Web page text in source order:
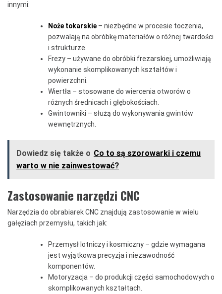
innymi:
Noże tokarskie – niezbędne w procesie toczenia,
pozwalają na obróbkę materiałów o różnej twardości
i strukturze.
Frezy – używane do obróbki frezarskiej, umożliwiają
wykonanie skomplikowanych kształtów i
powierzchni.
Wiertła – stosowane do wiercenia otworów o
różnych średnicach i głębokościach.
Gwintowniki – służą do wykonywania gwintów
wewnętrznych.
Dowiedz się także o Co to są szorowarki i czemu
warto w nie zainwestować?
Zastosowanie narzędzi CNC
Narzędzia do obrabiarek CNC znajdują zastosowanie w wielu
gałęziach przemysłu, takich jak:
Przemysł lotniczy i kosmiczny – gdzie wymagana
jest wyjątkowa precyzja i niezawodność
komponentów.
Motoryzacja – do produkcji części samochodowych o
skomplikowanych kształtach.